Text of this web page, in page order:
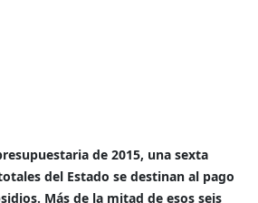
de 2015, una sexta
del Estado se destinan al pago
Más de la mitad de esos seis